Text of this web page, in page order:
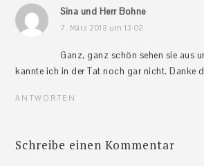
Sina und Herr Bohne
7. März 2018 um 13:02
Ganz, ganz schön sehen sie aus
kannte ich in der Tat noch gar nicht. Danke
ANTWORTEN
Schreibe einen Kommentar